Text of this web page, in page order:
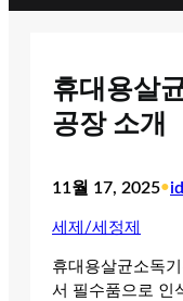
휴대용살
공장 소개
11월 17, 2025•
세제/세정제
휴대용살균소독
서 필수품으로 인